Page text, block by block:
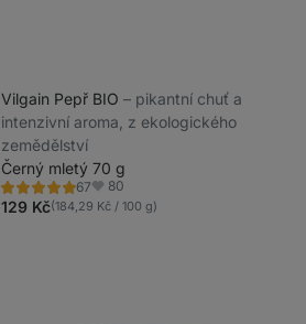
Vilgain Pepř BIO ⁠–⁠ pikantní chuť a
intenzivní aroma, z ekologického
zemědělství
Černý mletý 70 g
67
Hodnocení
5.0/5,
67
Oblíbené
80
129 Kč(184,29 Kč / 100 g)